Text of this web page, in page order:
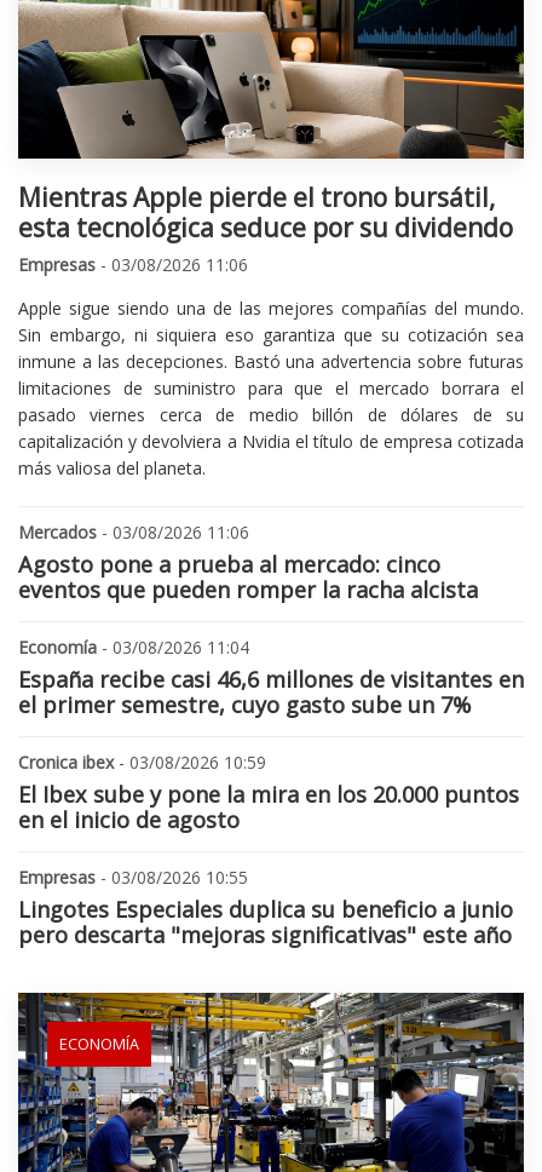
Mientras Apple pierde el trono bursátil,
esta tecnológica seduce por su dividendo
Empresas - 03/08/2026 11:06
Apple sigue siendo una de las mejores compañías del mundo.
Sin embargo, ni siquiera eso garantiza que su cotización sea
inmune a las decepciones. Bastó una advertencia sobre futuras
limitaciones de suministro para que el mercado borrara el
pasado viernes cerca de medio billón de dólares de su
capitalización y devolviera a Nvidia el título de empresa cotizada
más valiosa del planeta.
Mercados - 03/08/2026 11:06
Agosto pone a prueba al mercado: cinco
eventos que pueden romper la racha alcista
Economía - 03/08/2026 11:04
España recibe casi 46,6 millones de visitantes en
el primer semestre, cuyo gasto sube un 7%
Cronica ibex- 03/08/2026 10:59
El Ibex sube y pone la mira en los 20.000 puntos
en el inicio de agosto
Empresas - 03/08/2026 10:55
Lingotes Especiales duplica su beneficio a junio
pero descarta "mejoras significativas" este año
ECONOMÍA